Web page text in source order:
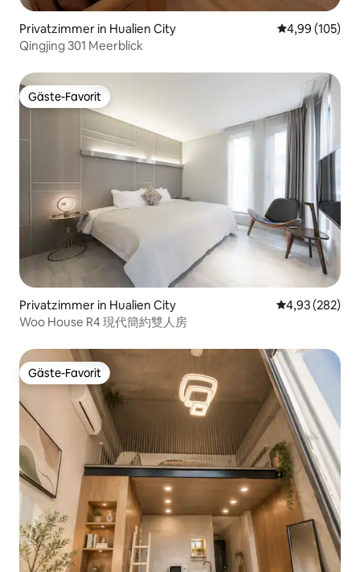
Privatzimmer in Hualien City
4,99 (105)
Qingjing 301 Meerblick
Gäste-Favorit
Gäste-Favorit
Privatzimmer in Hualien City
4,93 (282)
Woo House R4 現代簡約雙人房
Gäste-Favorit
Gäste-Favorit